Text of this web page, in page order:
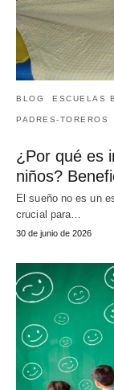
BLOG ESCUELAS
PADRES-TOREROS
¿Por qué es
niños?
El sueño no es un
crucial para…
30 de junio de 2026